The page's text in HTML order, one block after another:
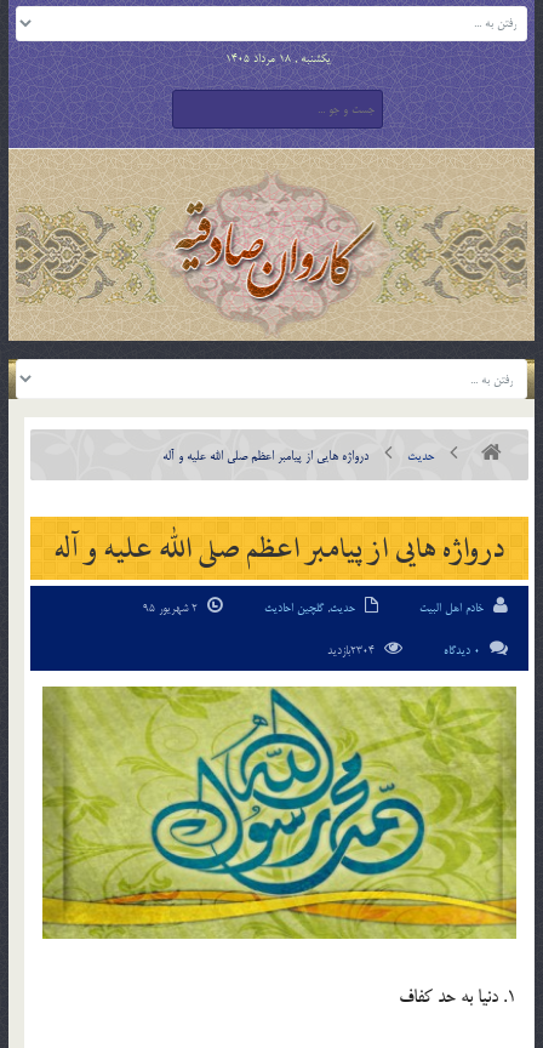
یکشنبه , 18 مرداد 1405
حدیث درواژه هایی از پیامبر اعظم صلی الله علیه و آله
درواژه هایی از پیامبر اعظم صلی الله علیه و آله
خادم اهل البیت حدیث, گلچین احادیث
0 دیدگاه
1. دنیا به حد کفاف